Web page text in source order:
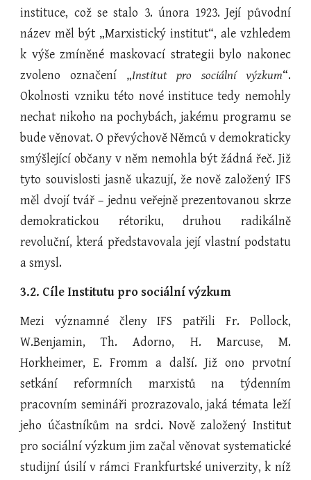
instituce, což se stalo 3. února 1923. Její původní
název měl být „Marxistický institut“, ale vzhledem
k výše zmíněné maskovací strategii bylo nakonec
zvoleno označení „Institut pro sociální výzkum“.
Okolnosti vzniku této nové instituce tedy nemohly
nechat nikoho na pochybách, jakému programu se
bude věnovat. O převýchově Němců v demokraticky
smýšlející občany v něm nemohla být žádná řeč. Již
tyto souvislosti jasně ukazují, že nově založený IFS
měl dvojí tvář – jednu veřejně prezentovanou skrze
demokratickou rétoriku, druhou radikálně
revoluční, která představovala její vlastní podstatu
a smysl.
3.2. Cíle Institutu pro sociální výzkum
Mezi významné členy IFS patřili Fr. Pollock,
W.Benjamin, Th. Adorno, H. Marcuse, M.
Horkheimer, E. Fromm a další. Již ono prvotní
setkání reformních marxistů na týdenním
pracovním semináři prozrazovalo, jaká témata leží
jeho účastníkům na srdci. Nově založený Institut
pro sociální výzkum jim začal věnovat systematické
studijní úsilí v rámci Frankfurtské univerzity, k níž